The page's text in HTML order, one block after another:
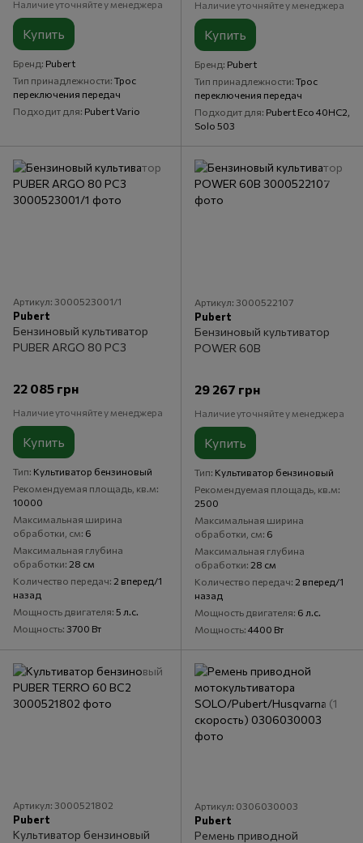
Наличие уточняйте у менеджера
Купить
Бренд Pubert
Тип принадлежности Трос
переключения передач
Подходит для Pubert Vario
Наличие уточняйте у менеджера
Купить
Бренд Pubert
Тип принадлежности Трос
переключения передач
Подходит для Pubert Eco 40HC2,
Solo 503
Артикул: 3000523001/1
Pubert
Бензиновый культиватор
PUBER ARGO 80 РC3
22 085 грн
Наличие уточняйте у менеджера
Купить
Тип Культиватор бензиновый
Рекомендуемая площадь, кв.м
10000
Максимальная ширина
обработки, см 6
Максимальная глубина
обработки 28 см
Количество передач 2 вперед/1
назад
Мощность двигателя 5 л.с.
Мощность 3700 Вт
Артикул: 3000522107
Pubert
Бензиновый культиватор
POWER 60В
29 267 грн
Наличие уточняйте у менеджера
Купить
Тип Культиватор бензиновый
Рекомендуемая площадь, кв.м
2500
Максимальная ширина
обработки, см 6
Максимальная глубина
обработки 28 см
Количество передач 2 вперед/1
назад
Мощность двигателя 6 л.с.
Мощность 4400 Вт
Артикул: 3000521802
Pubert
Культиватор бензиновый
Артикул: 0306030003
Pubert
Ремень приводной